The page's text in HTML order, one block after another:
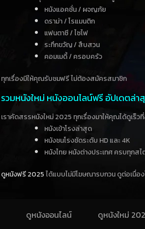
หนังแอคชั่น / ผจญภัย
ดราม่า / โรแมนติก
แฟนตาซี / ไซไฟ
ระทึกขวัญ / สืบสวน
คอมเมดี้ / ครอบครัว
ทุกเรื่องมีให้คุณรับชมฟรี ไม่ต้องสมัครสมาชิก
รวมหนังใหม่ หนังออนไลน์ฟรี อัปเดตล่า
เราคัดสรรหนังใหม่ 2025 ทุกเรื่องมาให้คุณได้ดูเร็วที่
หนังเข้าโรงล่าสุด
หนังชนโรงชัดระดับ HD และ 4K
หนังไทย หนังต่างประเทศ ครบทุกส
ดูหนังฟรี 2025ได้แบบไม่มีโฆษณารบกวน ดูต่อเนื่อ
ดูหนังออนไลน์ ดูหนังใหม่